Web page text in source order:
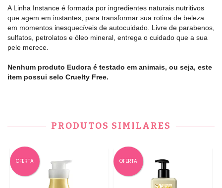
A Linha Instance é formada por ingredientes naturais nutritivos
que agem em instantes, para transformar sua rotina de beleza
em momentos inesquecíveis de autocuidado. Livre de parabenos,
sulfatos, petrolatos e óleo mineral, entrega o cuidado que a sua
pele merece.
Nenhum produto Eudora é testado em animais, ou seja, este
item possui selo Cruelty Free.
PRODUTOS SIMILARES
OFERTA OFERTA